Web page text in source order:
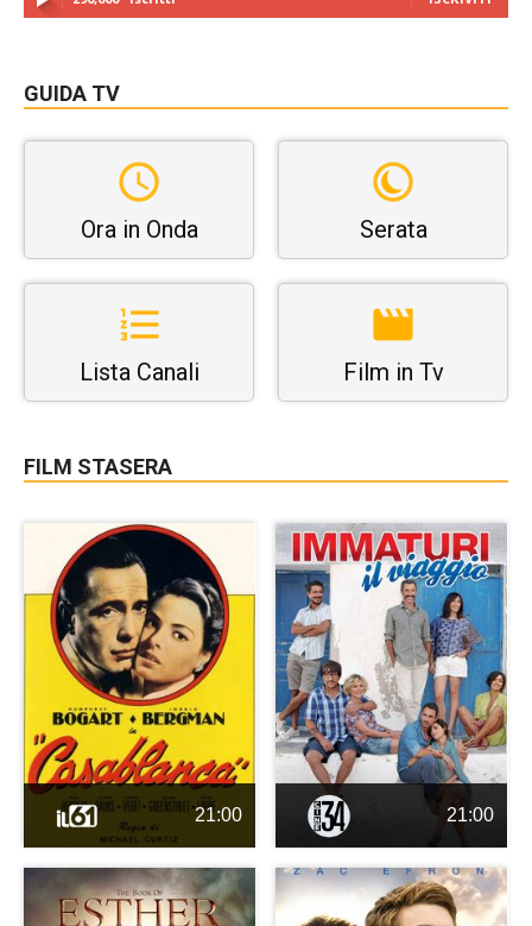
GUIDA TV
Ora in Onda Serata
Lista Canali Film in Tv
FILM STASERA
21:00 21:00